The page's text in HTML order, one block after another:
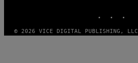
© 2026 VICE DIGITAL PUBLISHING, LLC